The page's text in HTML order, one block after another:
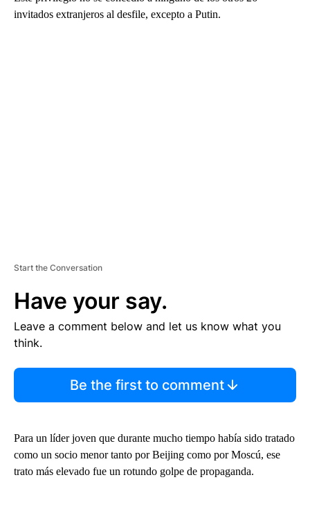
invitados extranjeros al desfile, excepto a Putin.
Start the Conversation
Have your say.
Leave a comment below and let us know what you
think.
Be the first to comment
Para un líder joven que durante mucho tiempo había sido tratado
como un socio menor tanto por Beijing como por Moscú, ese
trato más elevado fue un rotundo golpe de propaganda.